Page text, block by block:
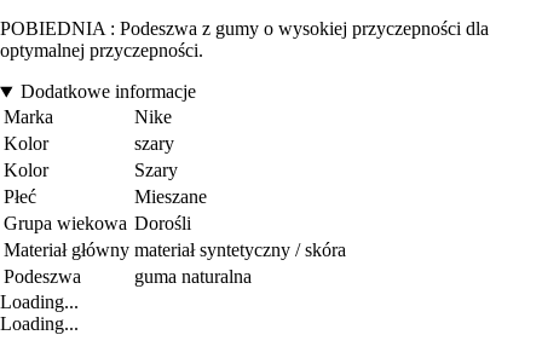
POBIEDNIA : Podeszwa z gumy o wysokiej przyczepności dla
optymalnej przyczepności.
Dodatkowe informacje
Marka
Nike
Kolor
szary
Kolor
Szary
Płeć
Mieszane
Grupa wiekowa Dorośli
Materiał główny materiał syntetyczny / skóra
Podeszwa
guma naturalna
Loading...
Loading...